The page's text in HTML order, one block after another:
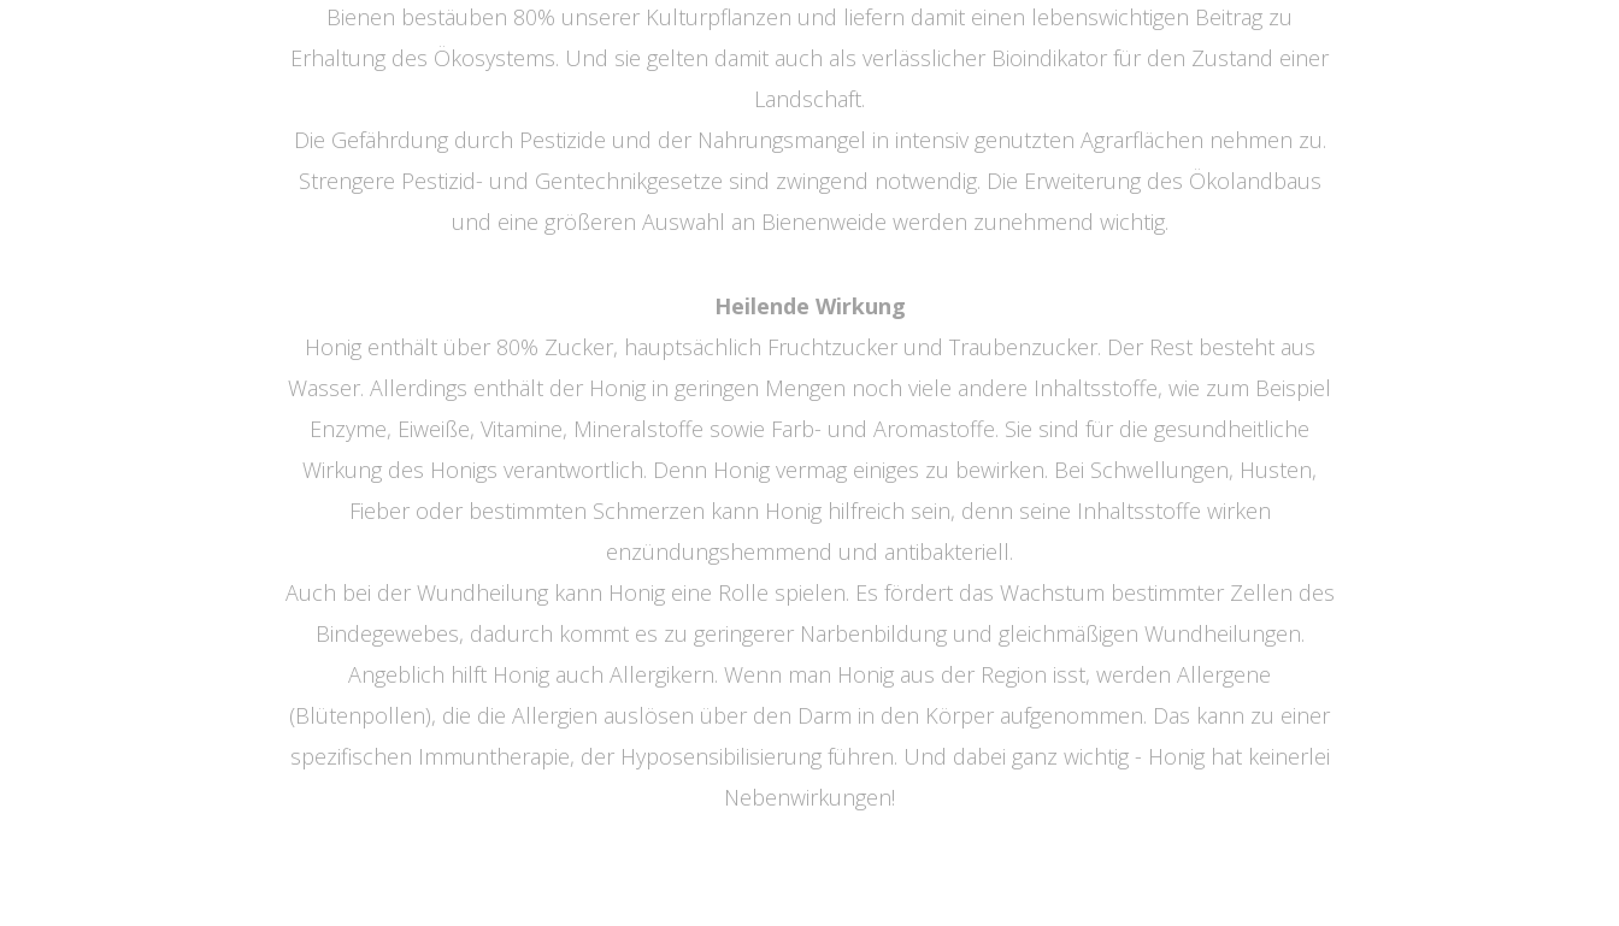
Bienen bestäuben 80% unserer Kulturpflanzen und liefern damit einen lebenswichtigen Beitrag zu
Erhaltung des Ökosystems. Und sie gelten damit auch als verlässlicher Bioindikator für den Zustand einer
Landschaft.
Die Gefährdung durch Pestizide und der Nahrungsmangel in intensiv genutzten Agrarflächen nehmen zu.
Strengere Pestizid- und Gentechnikgesetze sind zwingend notwendig. Die Erweiterung des Ökolandbaus
und eine größeren Auswahl an Bienenweide werden zunehmend wichtig.
Heilende Wirkung
Honig enthält über 80% Zucker, hauptsächlich Fruchtzucker und Traubenzucker. Der Rest besteht aus
Wasser. Allerdings enthält der Honig in geringen Mengen noch viele andere Inhaltsstoffe, wie zum Beispiel
Enzyme, Eiweiße, Vitamine, Mineralstoffe sowie Farb- und Aromastoffe. Sie sind für die gesundheitliche
Wirkung des Honigs verantwortlich. Denn Honig vermag einiges zu bewirken. Bei Schwellungen, Husten,
Fieber oder bestimmten Schmerzen kann Honig hilfreich sein, denn seine Inhaltsstoffe wirken
enzündungshemmend und antibakteriell.
Auch bei der Wundheilung kann Honig eine Rolle spielen. Es fördert das Wachstum bestimmter Zellen des
Bindegewebes, dadurch kommt es zu geringerer Narbenbildung und gleichmäßigen Wundheilungen.
Angeblich hilft Honig auch Allergikern. Wenn man Honig aus der Region isst, werden Allergene
(Blütenpollen), die die Allergien auslösen über den Darm in den Körper aufgenommen. Das kann zu einer
spezifischen Immuntherapie, der Hyposensibilisierung führen. Und dabei ganz wichtig - Honig hat keinerlei
Nebenwirkungen!